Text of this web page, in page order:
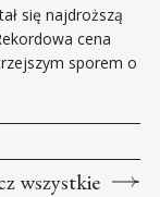
cena
sporem o
wszystkie